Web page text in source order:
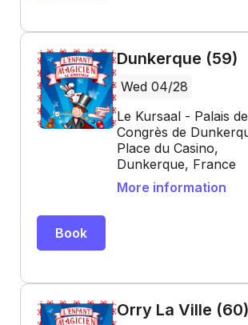
Dunkerque (59)
Wed 04/28
Le Kursaal - Palais
Congrès de
Place du Casino,
Dunkerque, France
More information
Book
Orry La Ville (60)